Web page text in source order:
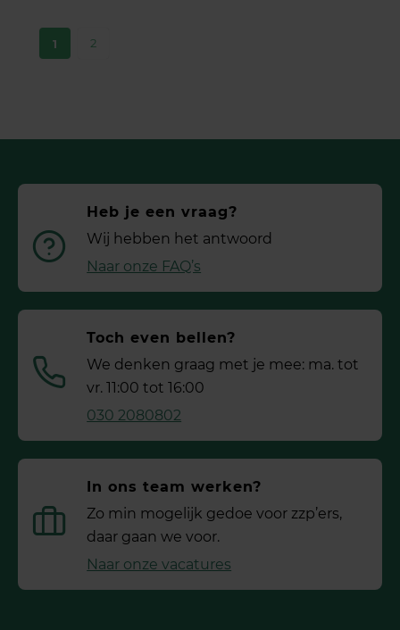
1 2
Heb je een vraag?
Wij hebben het antwoord
Naar onze FAQ’s
Toch even bellen?
We denken graag met je mee: ma. tot
vr. 11:00 tot 16:00
030 2080802
In ons team werken?
Zo min mogelijk gedoe voor ­zzp’ers,
daar gaan we voor.
Naar onze vacatures